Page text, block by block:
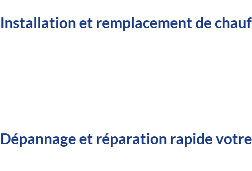
Installation et remplacement de
Dépannage et réparation rapide